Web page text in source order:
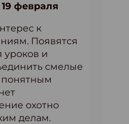
февраля
к
Появятся
уроков и
смелые
охотно
делам.